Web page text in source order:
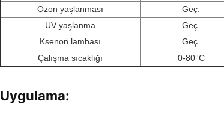
Ozon yaşlanması
Geç.
UV yaşlanma
Geç.
Ksenon lambası
Geç.
Çalışma sıcaklığı
0-80°C
Uygulama: